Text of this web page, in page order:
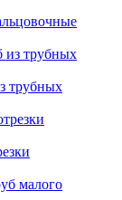
трубных